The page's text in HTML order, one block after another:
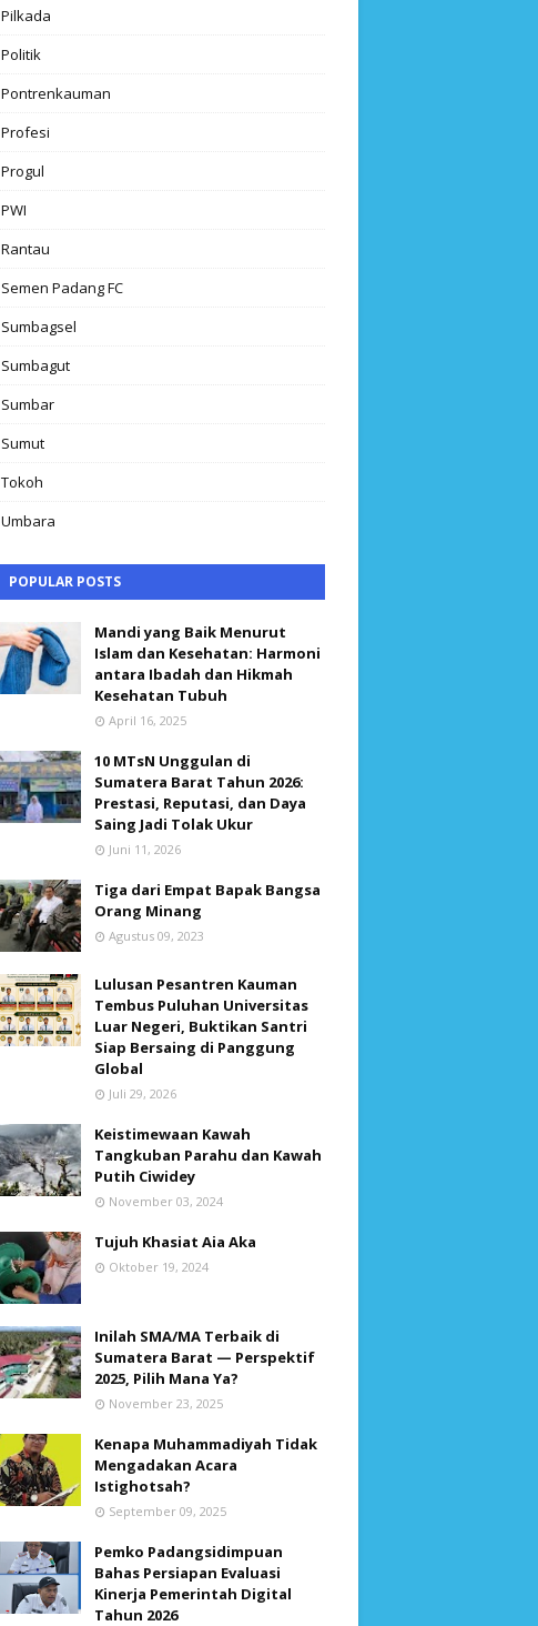
Pilkada
Politik
Pontrenkauman
Profesi
Progul
PWI
Rantau
Semen Padang FC
Sumbagsel
Sumbagut
Sumbar
Sumut
Tokoh
Umbara
POPULAR POSTS
Mandi yang Baik Menurut
Islam dan Kesehatan: Harmoni
antara Ibadah dan Hikmah
Kesehatan Tubuh
April 16, 2025
10 MTsN Unggulan di
Sumatera Barat Tahun 2026:
Prestasi, Reputasi, dan Daya
Saing Jadi Tolak Ukur
Juni 11, 2026
Tiga dari Empat Bapak Bangsa
Orang Minang
Agustus 09, 2023
Lulusan Pesantren Kauman
Tembus Puluhan Universitas
Luar Negeri, Buktikan Santri
Siap Bersaing di Panggung
Global
Juli 29, 2026
Keistimewaan Kawah
Tangkuban Parahu dan Kawah
Putih Ciwidey
November 03, 2024
Tujuh Khasiat Aia Aka
Oktober 19, 2024
Inilah SMA/MA Terbaik di
Sumatera Barat — Perspektif
2025, Pilih Mana Ya?
November 23, 2025
Kenapa Muhammadiyah Tidak
Mengadakan Acara
Istighotsah?
September 09, 2025
Pemko Padangsidimpuan
Bahas Persiapan Evaluasi
Kinerja Pemerintah Digital
Tahun 2026